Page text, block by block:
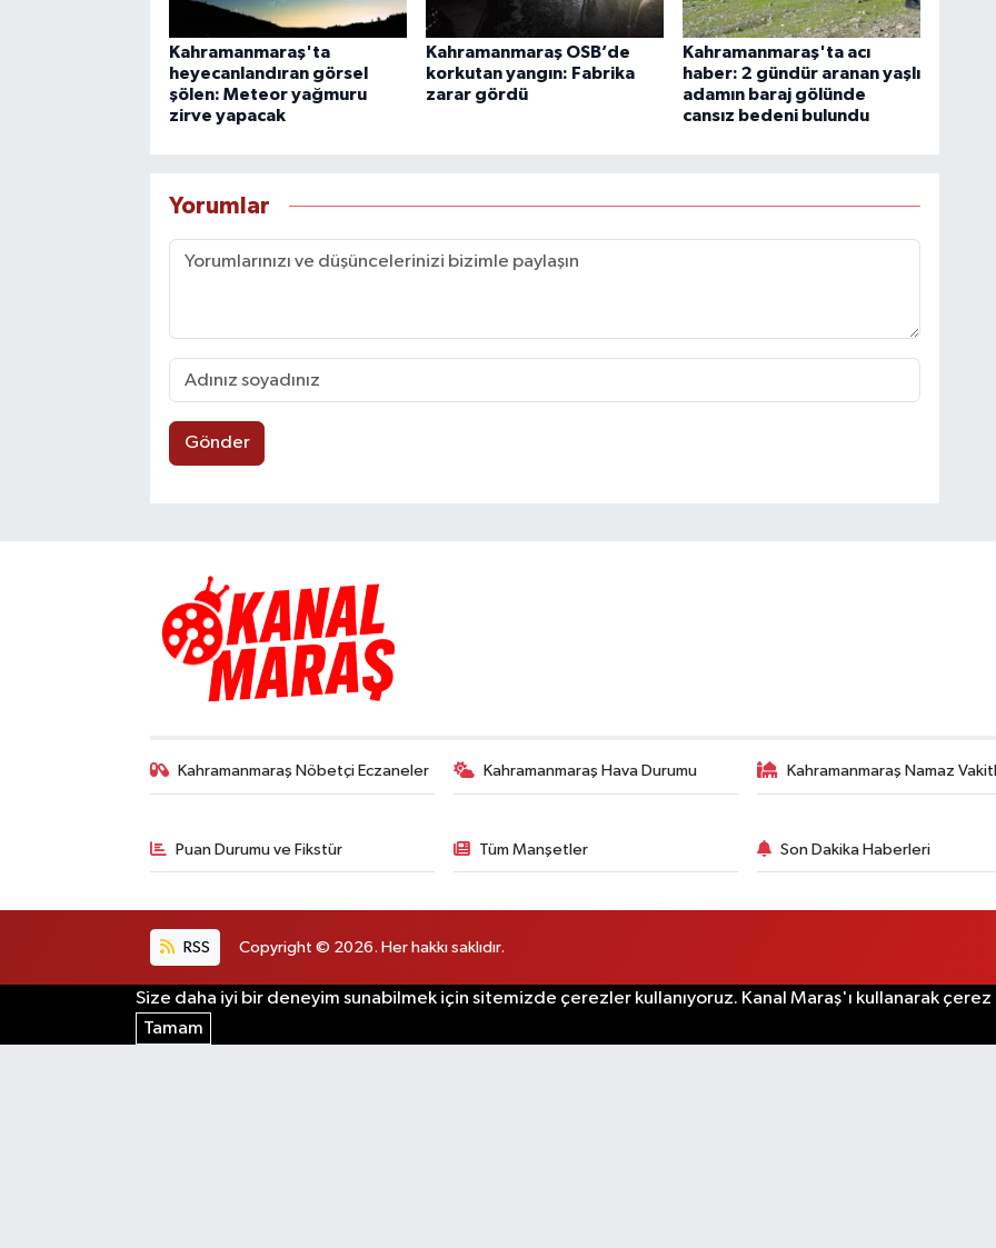
Kahramanmaraş'ta
heyecanlandıran görsel
şölen: Meteor yağmuru
zirve yapacak
Kahramanmaraş OSB’de
korkutan yangın: Fabrika
zarar gördü
Kahramanmaraş'ta acı
haber: 2 gündür aranan yaşlı
adamın baraj gölünde
cansız bedeni bulundu
Yorumlar
Gönder
Kahramanmaraş Nöbetçi Eczaneler Kahramanmaraş Hava Durumu Kahramanmaraş Namaz
Puan Durumu ve Fikstür Tüm Manşetler Son Dakika Haberleri
RSS Copyright © 2026. Her hakkı saklıdır.
Size daha iyi bir deneyim sunabilmek için sitemizde çerezler kullanıyoruz. Kanal Maraş'ı kullanarak çerez
Tamam